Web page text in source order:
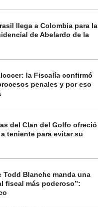
llega a Colombia para la
de Abelardo de la
la Fiscalía confirmó
penales y por eso
del Clan del Golfo ofreció
teniente para evitar su
Todd Blanche manda una
fiscal más poderoso”: